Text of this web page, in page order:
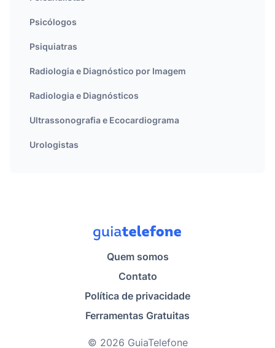
Psicólogos
Psiquiatras
Radiologia e Diagnóstico por Imagem
Radiologia e Diagnósticos
Ultrassonografia e Ecocardiograma
Urologistas
Quem somos
Contato
Política de privacidade
Ferramentas Gratuitas
© 2026 GuiaTelefone